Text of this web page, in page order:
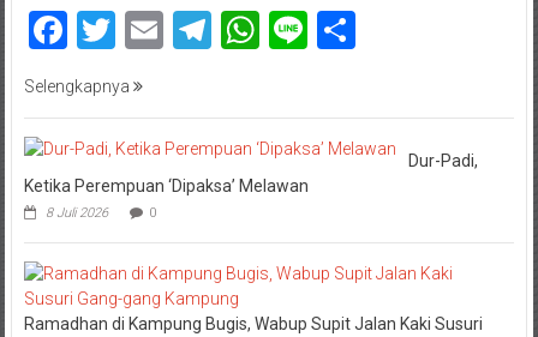
Facebook
Twitter
EmailTelegram
WhatsApp
LineShare
Selengkapnya
Dur-Padi,
Ketika Perempuan ‘Dipaksa’ Melawan
8 Juli 2026 0
Ramadhan di Kampung Bugis, Wabup Supit Jalan Kaki Susuri